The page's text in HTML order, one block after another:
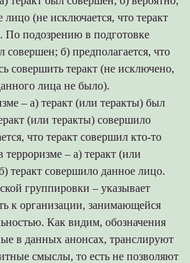
(не исключается, что теракт
По подозрению в подготовке
совершен; б) предполагается, что
совершить теракт (не исключено,
лица не было).
– а) теракт (или теракты) был
(или теракты) совершило
что теракт совершил кто-то
– а) теракт (или
теракт совершило данное лицо.
группировки – указывает
к организации, занимающейся
Как видим, обозначения
в данных анонсах, транслируют
смыслы, то есть не позволяют